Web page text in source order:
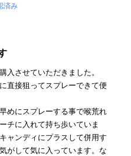
済み
入させていただきました。
直接狙ってスプレーできて便
めにスプレーする事で喉荒れ
チに入れて持ち歩いていま
ャンディにプラスして併用す
がして気に入っています。な